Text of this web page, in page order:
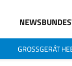
NEWS
GROSSGERÄT